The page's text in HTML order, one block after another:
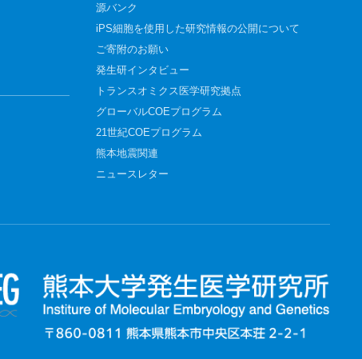
源バンク
iPS細胞を使用した研究情報の公開について
ご寄附のお願い
発生研インタビュー
トランスオミクス医学研究拠点
グローバルCOEプログラム
21世紀COEプログラム
熊本地震関連
ニュースレター